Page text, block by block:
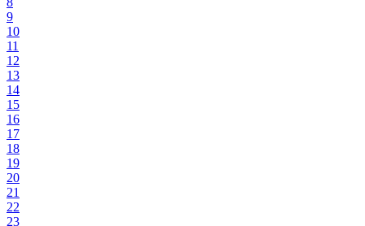
9
10
11
12
13
14
15
16
17
18
19
20
21
22
23